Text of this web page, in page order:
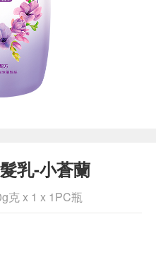
乳-小蒼蘭
克 x 1 x 1PC瓶